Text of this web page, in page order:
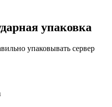
упаковка
упаковывать сервер